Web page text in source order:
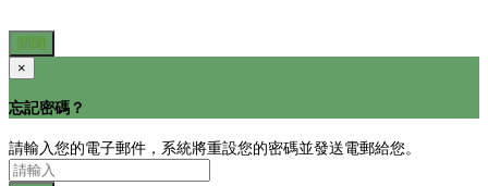
關閉
×
忘記密碼？
請輸入您的電子郵件，系統將重設您的密碼並發送電郵給您。